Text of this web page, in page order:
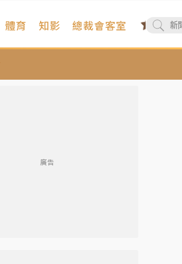
體育 知影 總裁會客室
廣告